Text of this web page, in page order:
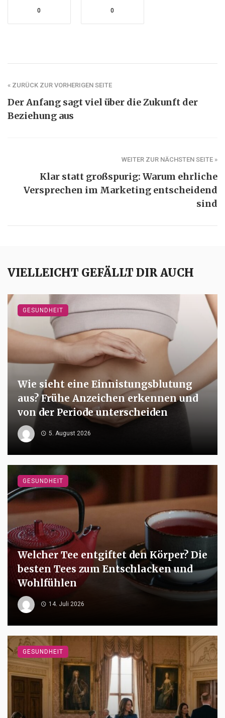
0 0
« ZURÜCK ZUR VORHERIGEN SEITE
Der Anfang sagt viel über die Zukunft der
Beziehung aus
WEITER ZUR NÄCHSTEN SEITE »
Klar statt großspurig: Warum ehrliche
Versprechen im Marketing entscheidend
sind
VIELLEICHT GEFÄLLT DIR AUCH
Wie sieht eine Einnistungsblutung
aus? Frühe Anzeichen erkennen und
von der Periode unterscheiden
5. August 2026
GESUNDHEIT
Welcher Tee entgiftet den Körper? Die
besten Tees zum Entschlacken und
Wohlfühlen
14. Juli 2026
GESUNDHEIT
GESUNDHEIT